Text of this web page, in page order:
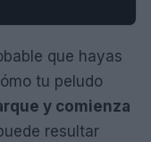
que hayas
tu peludo
y comienza
resultar